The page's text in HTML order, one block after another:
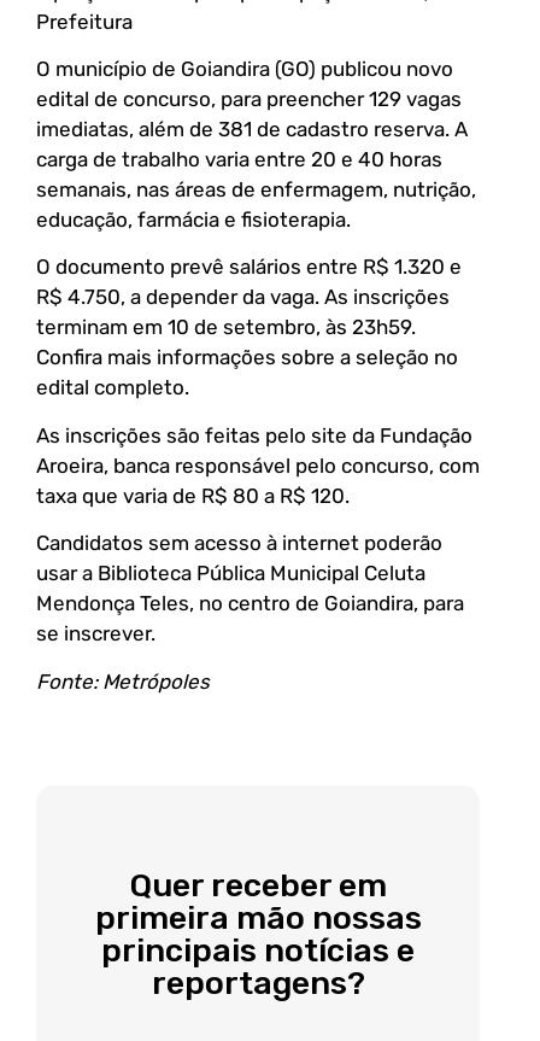
Prefeitura
O município de Goiandira (GO) publicou novo
edital de concurso, para preencher 129 vagas
imediatas, além de 381 de cadastro reserva. A
carga de trabalho varia entre 20 e 40 horas
semanais, nas áreas de enfermagem, nutrição,
educação, farmácia e fisioterapia.
O documento prevê salários entre R$ 1.320 e
R$ 4.750, a depender da vaga. As inscrições
terminam em 10 de setembro, às 23h59.
Confira mais informações sobre a seleção no
edital completo.
As inscrições são feitas pelo site da Fundação
Aroeira, banca responsável pelo concurso, com
taxa que varia de R$ 80 a R$ 120.
Candidatos sem acesso à internet poderão
usar a Biblioteca Pública Municipal Celuta
Mendonça Teles, no centro de Goiandira, para
se inscrever.
Fonte: Metrópoles
Quer receber em
primeira mão nossas
principais notícias e
reportagens?